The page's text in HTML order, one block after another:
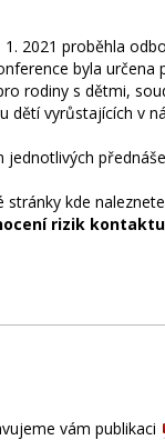
1. 2021 proběhla
byla určena
rodiny s dětmi,
dětí vyrůstajících v
jednotlivých
stránky kde naleznete
rizik kontaktu
vám publikaci